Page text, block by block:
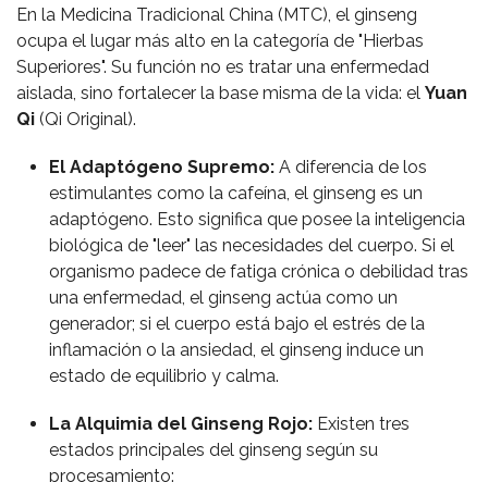
En la Medicina Tradicional China (MTC), el ginseng
ocupa el lugar más alto en la categoría de "Hierbas
Superiores". Su función no es tratar una enfermedad
aislada, sino fortalecer la base misma de la vida: el Yuan
Qi (Qi Original).
El Adaptógeno Supremo: A diferencia de los
estimulantes como la cafeína, el ginseng es un
adaptógeno. Esto significa que posee la inteligencia
biológica de "leer" las necesidades del cuerpo. Si el
organismo padece de fatiga crónica o debilidad tras
una enfermedad, el ginseng actúa como un
generador; si el cuerpo está bajo el estrés de la
inflamación o la ansiedad, el ginseng induce un
estado de equilibrio y calma.
La Alquimia del Ginseng Rojo: Existen tres
estados principales del ginseng según su
procesamiento: